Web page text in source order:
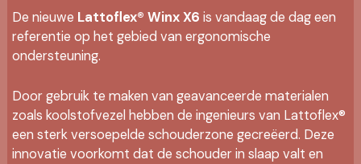
De nieuwe Lattoflex® Winx X6 is vandaag de dag een
referentie op het gebied van ergonomische
ondersteuning.
Door gebruik te maken van geavanceerde materialen
zoals koolstofvezel hebben de ingenieurs van Lattoflex®
een sterk versoepelde schouderzone gecreëerd. Deze
innovatie voorkomt dat de schouder in slaap valt en